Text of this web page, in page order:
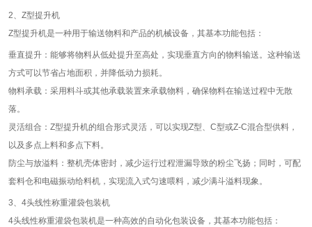
2、Z型提升机
Z型提升机是一种用于输送物料和产品的机械设备，其基本功能包括：
垂直提升：能够将物料从低处提升至高处，实现垂直方向的物料输送。这种输送
方式可以节省占地面积，并降低动力损耗。
物料承载：采用料斗或其他承载装置来承载物料，确保物料在输送过程中无散
落。
灵活组合：Z型提升机的组合形式灵活，可以实现Z型、C型或Z-C混合型供料，
以及多点上料和多点下料。
防尘与放溢料：整机壳体密封，减少运行过程泄漏导致的粉尘飞扬；同时，可配
套料仓和电磁振动给料机，实现流入式匀速喂料，减少满斗溢料现象。
3、4头线性称重灌袋包装机
4头线性称重灌袋包装机是一种高效的自动化包装设备，其基本功能包括：